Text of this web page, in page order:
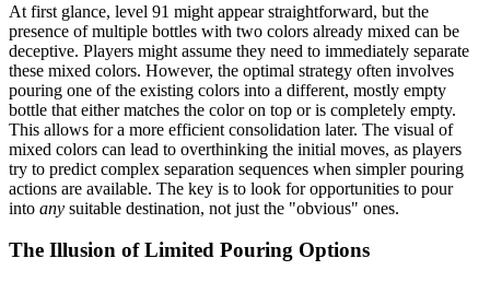
At first glance, level 91 might appear straightforward, but the
presence of multiple bottles with two colors already mixed can be
deceptive. Players might assume they need to immediately separate
these mixed colors. However, the optimal strategy often involves
pouring one of the existing colors into a different, mostly empty
bottle that either matches the color on top or is completely empty.
This allows for a more efficient consolidation later. The visual of
mixed colors can lead to overthinking the initial moves, as players
try to predict complex separation sequences when simpler pouring
actions are available. The key is to look for opportunities to pour
into any suitable destination, not just the "obvious" ones.
The Illusion of Limited Pouring Options